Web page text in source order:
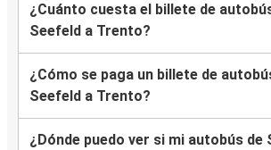
¿Cuánto cuesta el billete de
Seefeld a Trento?
¿Cómo se paga un billete de
Seefeld a Trento?
¿Dónde puedo ver si mi autobús de